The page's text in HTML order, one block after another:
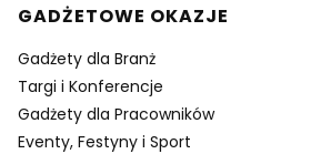
GADŻETOWE OKAZJE
Gadżety dla Branż
Targi i Konferencje
Gadżety dla Pracowników
Eventy, Festyny i Sport